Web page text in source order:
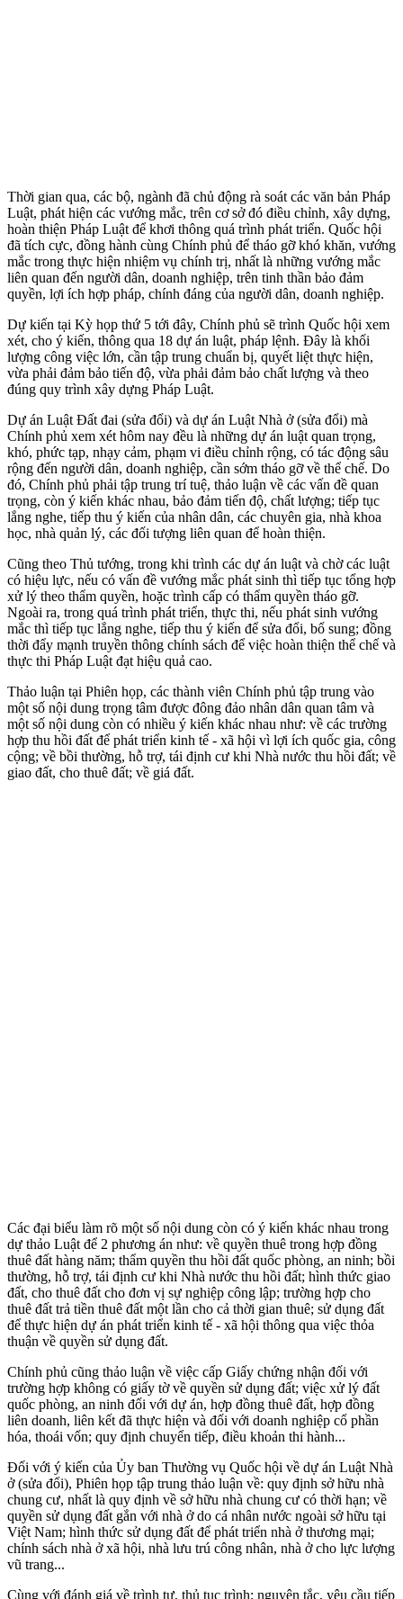
Thời gian qua, các bộ, ngành đã chủ động rà soát các văn bản Pháp
Luật, phát hiện các vướng mắc, trên cơ sở đó điều chỉnh, xây dựng,
hoàn thiện Pháp Luật để khơi thông quá trình phát triển. Quốc hội
đã tích cực, đồng hành cùng Chính phủ để tháo gỡ khó khăn, vướng
mắc trong thực hiện nhiệm vụ chính trị, nhất là những vướng mắc
liên quan đến người dân, doanh nghiệp, trên tinh thần bảo đảm
quyền, lợi ích hợp pháp, chính đáng của người dân, doanh nghiệp.
Dự kiến tại Kỳ họp thứ 5 tới đây, Chính phủ sẽ trình Quốc hội xem
xét, cho ý kiến, thông qua 18 dự án luật, pháp lệnh. Đây là khối
lượng công việc lớn, cần tập trung chuẩn bị, quyết liệt thực hiện,
vừa phải đảm bảo tiến độ, vừa phải đảm bảo chất lượng và theo
đúng quy trình xây dựng Pháp Luật.
Dự án Luật Đất đai (sửa đổi) và dự án Luật Nhà ở (sửa đổi) mà
Chính phủ xem xét hôm nay đều là những dự án luật quan trọng,
khó, phức tạp, nhạ‌y cả‌m, phạm vi điều chỉnh rộng, có tác động sâu
rộng đến người dân, doanh nghiệp, cần sớm tháo gỡ về thể chế. Do
đó, Chính phủ phải tập trung trí tuệ, thảo luận về các vấn đề quan
trọng, còn ý kiến khác nhau, bảo đảm tiến độ, chất lượng; tiếp tục
lắng nghe, tiếp thu ý kiến của nhân dân, các chuyên gia, nhà khoa
học, nhà quản lý, các đối tượng liên quan để hoàn thiện.
Cũng theo Thủ tướng, trong khi trình các dự án luật và chờ các luật
có hiệu lực, nếu có vấn đề vướng mắc phát sinh thì tiếp tục tổng hợp
xử lý theo thẩm quyền, hoặc trình cấp có thẩm quyền tháo gỡ.
Ngoài ra, trong quá trình phát triển, thực thi, nếu phát sinh vướng
mắc thì tiếp tục lắng nghe, tiếp thu ý kiến để sửa đổi, bổ sung; đồng
thời đẩy mạnh truyền thông chính sách để việc hoàn thiện thể chế và
thực thi Pháp Luật đạt hiệu quả cao.
Thảo luận tại Phiên họp, các thành viên Chính phủ tập trung vào
một số nội dung trọng tâm được đông đảo nhân dân quan tâm và
một số nội dung còn có nhiều ý kiến khác nhau như: về các trường
hợp thu hồi đất để phát triển kinh tế - xã hội vì lợi ích quốc gia, công
cộng; về bồi thường, hỗ trợ, tái định cư khi Nhà nước thu hồi đất; về
giao đất, cho thuê đất; về giá đất.
Các đại biểu làm rõ một số nội dung còn có ý kiến khác nhau trong
dự thảo Luật để 2 phương án như: về quyền thuê trong hợp đồng
thuê đất hàng năm; thẩm quyền thu hồi đất quốc phòng, an ninh; bồi
thường, hỗ trợ, tái định cư khi Nhà nước thu hồi đất; hình thức giao
đất, cho thuê đất cho đơn vị sự nghiệp công lập; trường hợp cho
thuê đất trả tiền thuê đất một lần cho cả thời gian thuê; sử dụng đất
để thực hiện dự án phát triển kinh tế - xã hội thông qua việc thỏa
thuận về quyền sử dụng đất.
Chính phủ cũng thảo luận về việc cấp Giấy chứng nhận đối với
trường hợp không có giấy tờ về quyền sử dụng đất; việc xử lý đất
quốc phòng, an ninh đối với dự án, hợp đồng thuê đất, hợp đồng
liên doanh, liên kết đã thực hiện và đối với doanh nghiệp cổ phần
hóa, thoái vốn; quy định chuyển tiếp, điều khoản thi hành...
Đối với ý kiến của Ủy ban Thường vụ Quốc hội về dự án Luật Nhà
ở (sửa đổi), Phiên họp tập trung thảo luận về: quy định sở hữu nhà
chung cư, nhất là quy định về sở hữu nhà chung cư có thời hạn; về
quyền sử dụng đất gắn với nhà ở do cá nhân nước ngoài sở hữu tại
Việt Nam; hình thức sử dụng đất để phát triển nhà ở thương mại;
chính sách nhà ở xã hội, nhà lưu trú công nhân, nhà ở cho lực lượng
vũ trang...
Cùng với đánh giá về trình tự, thủ tục trình; nguyên tắc, yêu cầu tiếp